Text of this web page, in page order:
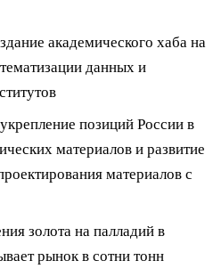
академического хаба на
данных и
позиций России в
материалов и развитие
материалов с
золота на палладий в
рынок в сотни тонн